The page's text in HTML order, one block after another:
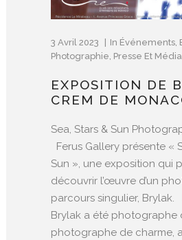
3 Avril 2023 In Événements,
Photographie, Presse Et
EXPOSITION DE
CREM DE
Sea, Stars & Sun
Ferus Gallery présente «
Sun », une exposition qui
découvrir l’œuvre d’un
parcours singulier, Brylak.
Brylak a été photographe
photographe de charme,